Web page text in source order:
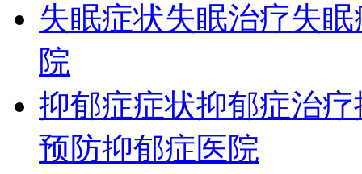
失眠症状失眠治疗失
院
抑郁症症状抑郁症治疗
预防抑郁症医院